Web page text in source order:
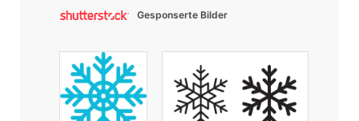
Gesponserte Bilder